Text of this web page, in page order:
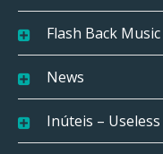
Flash Back Music
News
Inúteis – Useless